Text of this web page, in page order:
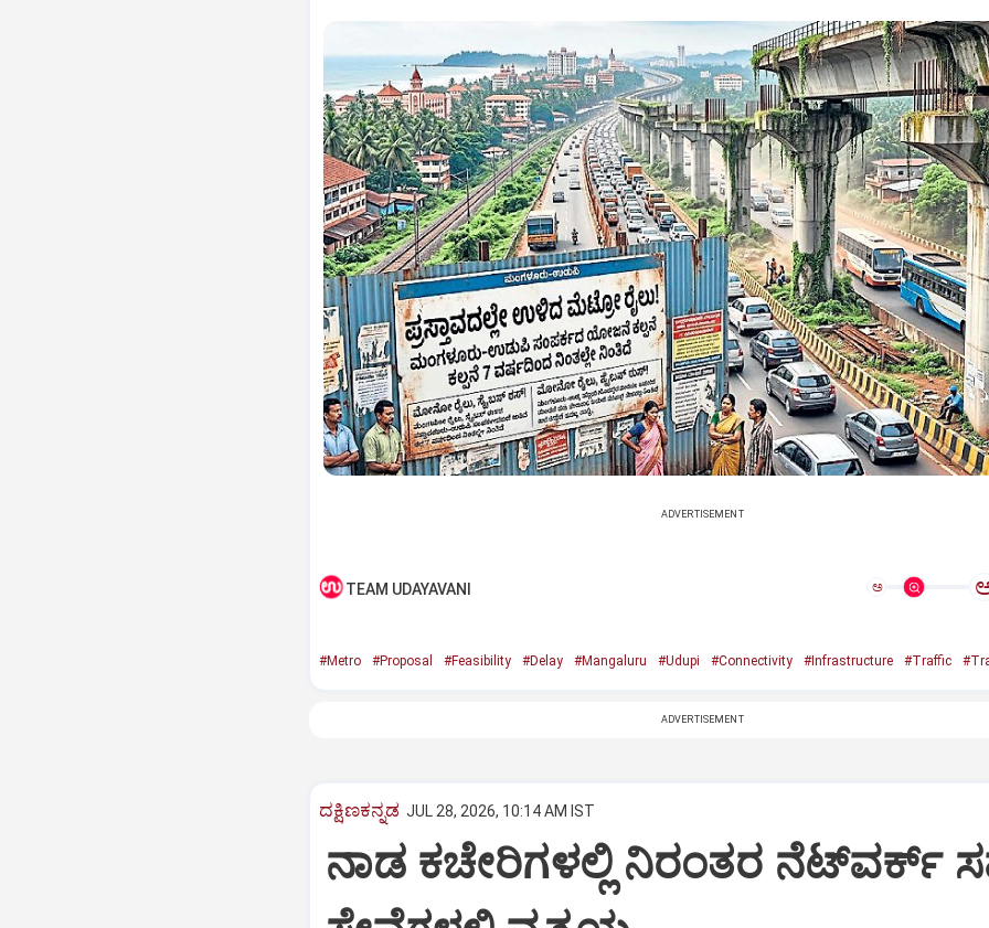
ADVERTISEMENT
TEAM UDAYAVANI ಅ
#Metro #Proposal #Feasibility #Delay #Mangaluru #Udupi #Connectivity #Infrastructure #Traffic
ADVERTISEMENT
ದಕ್ಷಿಣಕನ್ನಡ JUL 28, 2026, 10:14 AM IST
ನಾಡ ಕಚೇರಿಗಳಲ್ಲಿ ನಿರಂತರ ನೆಟ್‌ವರ್ಕ್‌